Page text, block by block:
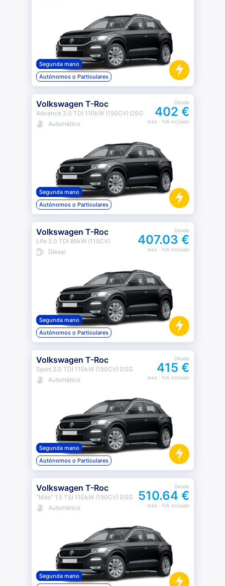
Segunda mano
Autónomos o Particulares
Volkswagen T-Roc
Advance 2.0 TDI 110kW (150CV) DSG
Automático
Desde
402 €
mes· IVA incluido
Segunda mano
Autónomos o Particulares
Volkswagen T-Roc
Life 2.0 TDI 85kW (115CV)
Diesel
Desde
407.03 €
mes· IVA incluido
Segunda mano
Autónomos o Particulares
Volkswagen T-Roc
Sport 2.0 TDI 110kW (150CV) DSG
Automático
Desde
415 €
mes· IVA incluido
Segunda mano
Autónomos o Particulares
Volkswagen T-Roc
"Más" 1.5 TSI 110kW (150CV) DSG
Automático
Desde
510.64 €
mes· IVA incluido
Segunda mano